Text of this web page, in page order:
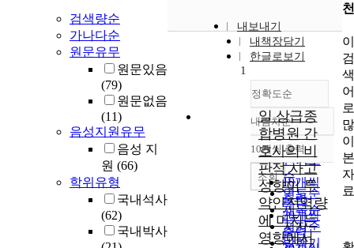
검색량순
가나다순
원문유무
원문있음
(79)
원문없음
(11)
음성지원유무
음성 지
원 (66)
학위유형
국내석사
(62)
국내박사
내보내기
내책장담기
한글로보기
정확도순
정확도
순
인기도
순
연도순
제목순
저자순
발행기
내림차순
내림차순
10개씩 출력
10개씩
출력
20개씩
출력
조회
1
일 상급종
합병원 간
호사의 비
판적 사고
성향이 투
약안전역량
에 미치는
영향에서
천
이
검
색
어
로
많
이
본
자
료